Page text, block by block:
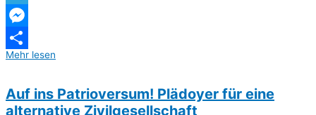
Telegram
Messenger
Teilen
Mehr lesen
Auf ins Patrioversum! Plädoyer für eine
alternative Zivilgesellschaft